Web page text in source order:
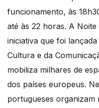
funcionamento, às
até às 22 horas. A
iniciativa que foi
Cultura e da
mobiliza milhares de
dos países europeus.
portugueses organizam